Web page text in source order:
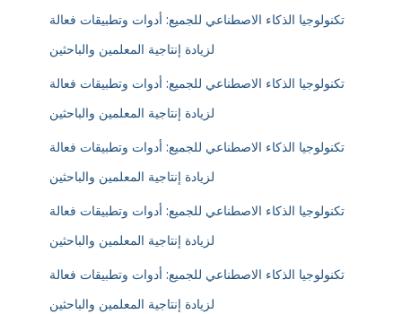
تكنولوجيا الذكاء الاصطناعي للجميع: أدوات وتطبيقات فعالة
لزيادة إنتاجية المعلمين والباحثين
تكنولوجيا الذكاء الاصطناعي للجميع: أدوات وتطبيقات فعالة
لزيادة إنتاجية المعلمين والباحثين
تكنولوجيا الذكاء الاصطناعي للجميع: أدوات وتطبيقات فعالة
لزيادة إنتاجية المعلمين والباحثين
تكنولوجيا الذكاء الاصطناعي للجميع: أدوات وتطبيقات فعالة
لزيادة إنتاجية المعلمين والباحثين
تكنولوجيا الذكاء الاصطناعي للجميع: أدوات وتطبيقات فعالة
لزيادة إنتاجية المعلمين والباحثين